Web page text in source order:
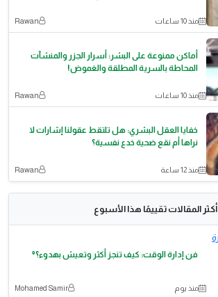
منذ 10 ساعات Rawan
أماكن ممنوعة على البشر: أسرار الجزر والمنشآت
المحاطة بالسرية المطلقة والغموض!
منذ 10 ساعات Rawan
خفايا العقل البشري: هل تلتقط عقولنا إشارات لا
نراها أم نقع ضحية خدع نفسية؟
منذ 12 ساعة Rawan
أكثر المقالات تقييمًا هذا الأسبوع
فن إدارة الوقت: كيف تنجز أكثر وتعيش بهدوء؟⁹
منذ يوم Mohamed Samir